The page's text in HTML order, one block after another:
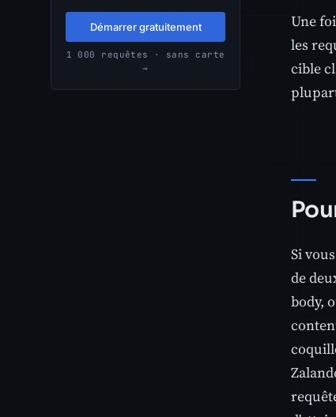
Démarrer gratuitement
1 000 requêtes · sans carte
→
Une
les
cible
Si
de
body,